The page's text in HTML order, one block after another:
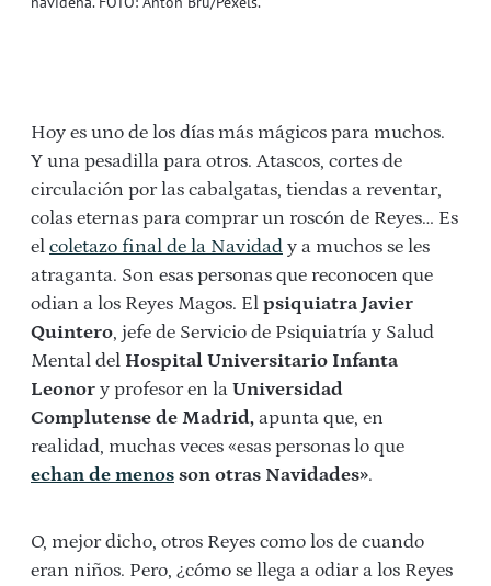
Hoy es uno de los días más mágicos para muchos.
Y una pesadilla para otros. Atascos, cortes de
circulación por las cabalgatas, tiendas a reventar,
colas eternas para comprar un roscón de Reyes… Es
el coletazo final de la Navidad y a muchos se les
atraganta. Son esas personas que reconocen que
odian a los Reyes Magos. El psiquiatra Javier
Quintero, jefe de Servicio de Psiquiatría y Salud
Mental del Hospital Universitario Infanta
Leonor y profesor en la Universidad
Complutense de Madrid, apunta que, en
realidad, muchas veces «esas personas lo que
echan de menos son otras Navidades».
O, mejor dicho, otros Reyes como los de cuando
eran niños. Pero, ¿cómo se llega a odiar a los Reyes